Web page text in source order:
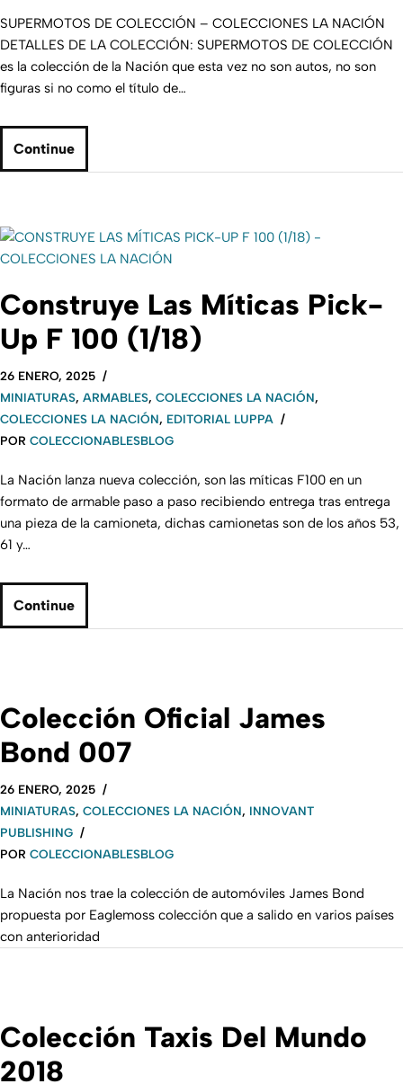
SUPERMOTOS DE COLECCIÓN – COLECCIONES LA NACIÓN
DETALLES DE LA COLECCIÓN: SUPERMOTOS DE COLECCIÓN
es la colección de la Nación que esta vez no son autos, no son
figuras si no como el título de…
Continue
Construye Las Míticas Pick-
Up F 100 (1/18)
26 ENERO, 2025
MINIATURAS, ARMABLES, COLECCIONES LA NACIÓN,
COLECCIONES LA NACIÓN, EDITORIAL LUPPA
POR COLECCIONABLESBLOG
La Nación lanza nueva colección, son las míticas F100 en un
formato de armable paso a paso recibiendo entrega tras entrega
una pieza de la camioneta, dichas camionetas son de los años 53,
61 y…
Continue
Colección Oficial James
Bond 007
26 ENERO, 2025
MINIATURAS, COLECCIONES LA NACIÓN, INNOVANT
PUBLISHING
POR COLECCIONABLESBLOG
La Nación nos trae la colección de automóviles James Bond
propuesta por Eaglemoss colección que a salido en varios países
con anterioridad
Colección Taxis Del Mundo
2018